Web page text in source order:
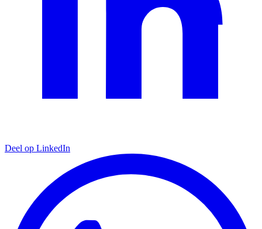
Deel op LinkedIn